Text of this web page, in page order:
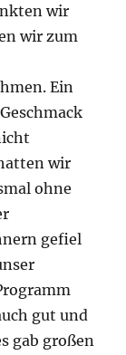
wir
wir zum
Ein
wir
ohne
gefiel
gut und
gab großen